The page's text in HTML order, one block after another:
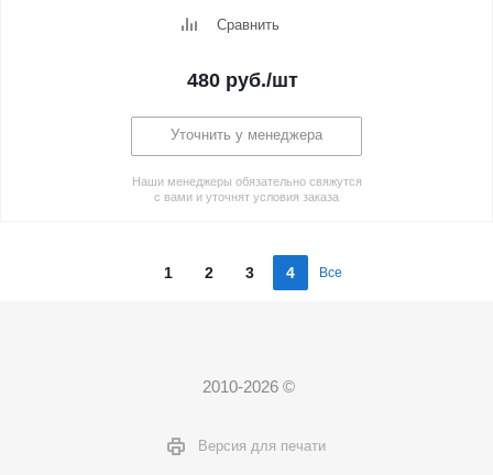
Сравнить
480 руб./шт
Уточнить у менеджера
Наши менеджеры обязательно свяжутся
с вами и уточнят условия заказа
1 2 3 4 Все
2010-2026 ©
Версия для печати